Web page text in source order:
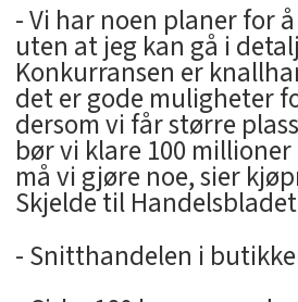
- Vi har noen planer for
uten at jeg kan gå i
Konkurransen er
det er gode muligheter
dersom vi får større
bør vi klare 100
må vi gjøre noe, sier
Skjelde til
- Snitthandelen i